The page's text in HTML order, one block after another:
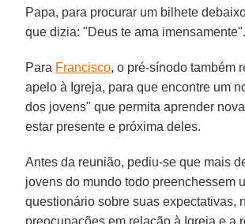
Papa, para procurar um bilhete
que dizia: "Deus te ama imensamente".
Para Francisco, o pré-sínodo também
apelo à Igreja, para que encontre um
dos jovens" que permita aprender
estar presente e próxima deles.
Antes da reunião, pediu-se que mais
jovens do mundo todo preenchessem
questionário sobre suas expectativas,
preocupações em relação à Igreja e a